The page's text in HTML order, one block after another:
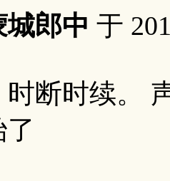
郎中 于
断时续。